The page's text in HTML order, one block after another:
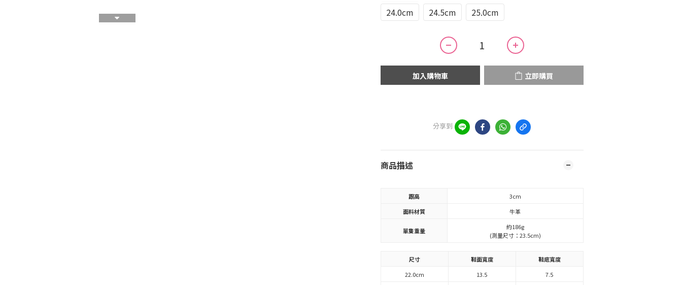
24.0cm
24.5cm 25.0cm
加入購物車 立即購買
分享到
商品描述
跟高
3cm
面料材質
牛革
單隻重量
約186g
(測量尺寸：23.5cm)
尺寸 鞋面寬度
鞋底寬度
22.0cm
13.5
7.5